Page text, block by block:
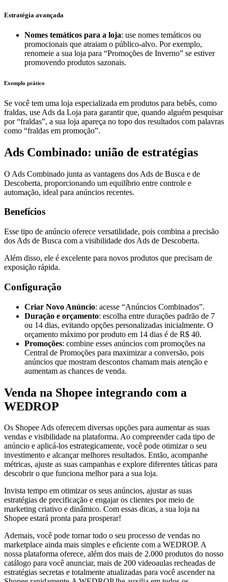
Estratégia avançada
Nomes temáticos para a loja: use nomes temáticos ou
promocionais que atraiam o público-alvo. Por exemplo,
renomeie a sua loja para “Promoções de Inverno” se estiver
promovendo produtos sazonais.
Exemplo prático
Se você tem uma loja especializada em produtos para bebês, como
fraldas, use Ads da Loja para garantir que, quando alguém pesquisar
por “fraldas”, a sua loja apareça no topo dos resultados com palavras
como “fraldas em promoção”.
Ads Combinado: união de estratégias
O Ads Combinado junta as vantagens dos Ads de Busca e de
Descoberta, proporcionando um equilíbrio entre controle e
automação, ideal para anúncios recentes.
Benefícios
Esse tipo de anúncio oferece versatilidade, pois combina a precisão
dos Ads de Busca com a visibilidade dos Ads de Descoberta.
Além disso, ele é excelente para novos produtos que precisam de
exposição rápida.
Configuração
Criar Novo Anúncio: acesse “Anúncios Combinados”.
Duração e orçamento: escolha entre durações padrão de 7
ou 14 dias, evitando opções personalizadas inicialmente. O
orçamento máximo por produto em 14 dias é de R$ 40.
Promoções: combine esses anúncios com promoções na
Central de Promoções para maximizar a conversão, pois
anúncios que mostram descontos chamam mais atenção e
aumentam as chances de venda.
Venda na Shopee integrando com a
WEDROP
Os Shopee Ads oferecem diversas opções para aumentar as suas
vendas e visibilidade na plataforma. Ao compreender cada tipo de
anúncio e aplicá-los estrategicamente, você pode otimizar o seu
investimento e alcançar melhores resultados. Então, acompanhe
métricas, ajuste as suas campanhas e explore diferentes táticas para
descobrir o que funciona melhor para a sua loja.
Invista tempo em otimizar os seus anúncios, ajustar as suas
estratégias de precificação e engajar os clientes por meio de
marketing criativo e dinâmico. Com essas dicas, a sua loja na
Shopee estará pronta para prosperar!
Ademais, você pode tornar todo o seu processo de vendas no
marketplace ainda mais simples e eficiente com a WEDROP. A
nossa plataforma oferece, além dos mais de 2.000 produtos do nosso
catálogo para você anunciar, mais de 200 videoaulas recheadas de
estratégias secretas e totalmente atualizadas para você ascender na